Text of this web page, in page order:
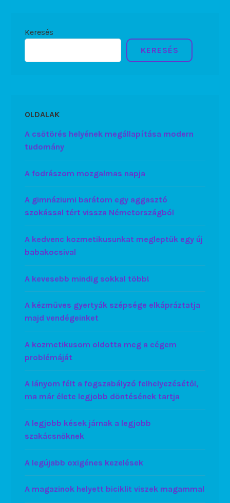
Keresés
KERESÉS
OLDALAK
A csőtörés helyének megállapítása modern
tudomány
A fodrászom mozgalmas napja
A gimnáziumi barátom egy aggasztó
szokással tért vissza Németországból
A kedvenc kozmetikusunkat megleptük egy új
babakocsival
A kevesebb mindig sokkal több!
A kézműves gyertyák szépsége elkápráztatja
majd vendégeinket
A kozmetikusom oldotta meg a cégem
problémáját
A lányom félt a fogszabályzó felhelyezésétől,
ma már élete legjobb döntésének tartja
A legjobb kések járnak a legjobb
szakácsnőknek
A legújabb oxigénes kezelések
A magazinok helyett biciklit viszek magammal